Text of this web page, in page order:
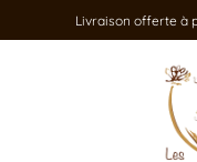
Livraison offerte à